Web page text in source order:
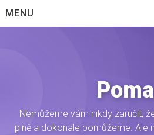
toMENU
Nemůžeme vám nikdy zaručit,
plně a dokonale pomůžeme. Ale